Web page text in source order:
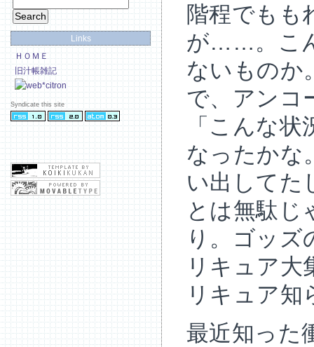
Links
ＨＯＭＥ
旧汁帳雑記
Syndicate this site
階程でもも
が……。こ
ないものか
で、アンコ
「こんな
なったかな
い出してた
とは無駄じ
り。ゴッズ
リキュア大
リキュア知
最近知った